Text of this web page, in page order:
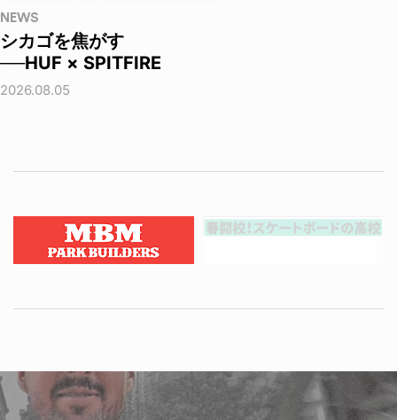
NEWS
シカゴを焦がす
──HUF × SPITFIRE
2026.08.05